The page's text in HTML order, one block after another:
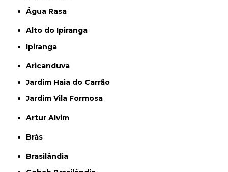
Água Rasa
Alto do Ipiranga
Ipiranga
Aricanduva
Jardim Haia do Carrão
Jardim Vila Formosa
Artur Alvim
Brás
Brasilândia